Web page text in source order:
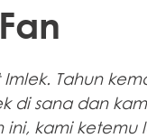
Tahun
di sana dan
ini, kami ketemu